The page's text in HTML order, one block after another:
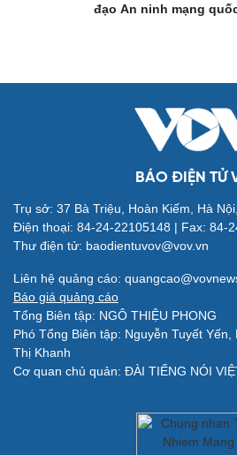
Quân sự - Quốc phòng
Vũ khí
Việt Nam
Phân tích
đạo An ninh mạng
BÁO ĐIỆN TỬ
Trụ sở: 37 Bà Triệu, Hoàn Kiếm, Hà
Điện thoại: 84-24-22105148 | Fax: 84-
Thư điện tử: baodientuvov@vov.vn
Liên hệ quảng cáo:
Báo giá quảng cáo
Tổng Biên tập: NGÔ THIỆU PHONG
Phó Tổng Biên tập: Nguyễn Tuyết
Thị Khanh
Cơ quan chủ quản: ĐÀI TIẾNG NÓI